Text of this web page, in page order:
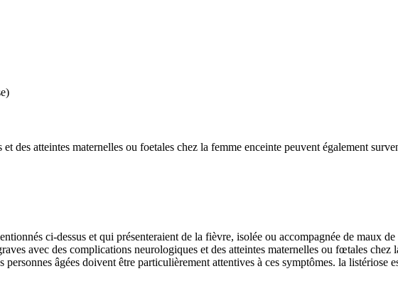
des atteintes maternelles ou foetales chez la femme enceinte peuvent également
ci-dessus et qui présenteraient de la fièvre, isolée ou accompagnée de maux
avec des complications neurologiques et des atteintes maternelles ou fœtales
personnes âgées doivent être particulièrement attentives à ces symptômes. la